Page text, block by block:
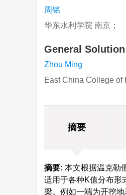
周铭
华东水利学院 南京；
General
Zhou Ming
East China College
摘要
摘要: 本文根据温克勒
适用于各种K值分布形
梁。例如一端为开挖